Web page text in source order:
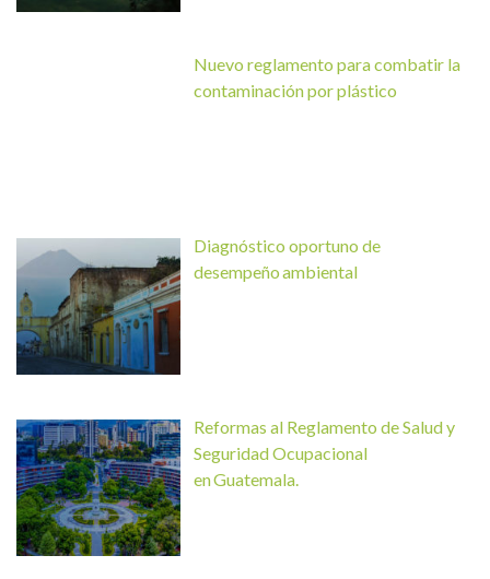
Nuevo reglamento para combatir la
contaminación por plástico
Diagnóstico oportuno de
desempeño ambiental
Reformas al Reglamento de Salud y
Seguridad Ocupacional
en Guatemala.